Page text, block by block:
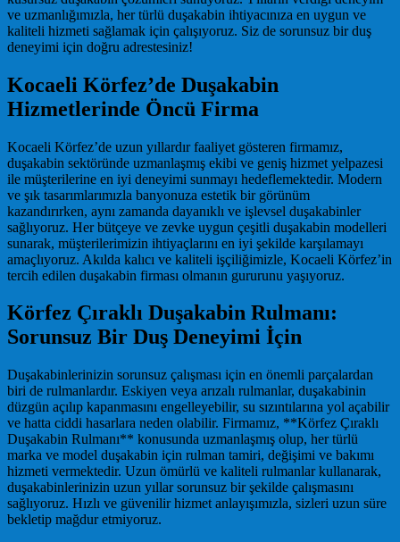
ve uzmanlığımızla, her türlü duşakabin ihtiyacınıza en uygun ve
kaliteli hizmeti sağlamak için çalışıyoruz. Siz de sorunsuz bir duş
deneyimi için doğru adrestesiniz!
Kocaeli Körfez’de Duşakabin
Hizmetlerinde Öncü Firma
Kocaeli Körfez’de uzun yıllardır faaliyet gösteren firmamız,
duşakabin sektöründe uzmanlaşmış ekibi ve geniş hizmet yelpazesi
ile müşterilerine en iyi deneyimi sunmayı hedeflemektedir. Modern
ve şık tasarımlarımızla banyonuza estetik bir görünüm
kazandırırken, aynı zamanda dayanıklı ve işlevsel duşakabinler
sağlıyoruz. Her bütçeye ve zevke uygun çeşitli duşakabin modelleri
sunarak, müşterilerimizin ihtiyaçlarını en iyi şekilde karşılamayı
amaçlıyoruz. Akılda kalıcı ve kaliteli işçiliğimizle, Kocaeli Körfez’in
tercih edilen duşakabin firması olmanın gururunu yaşıyoruz.
Körfez Çıraklı Duşakabin Rulmanı:
Sorunsuz Bir Duş Deneyimi İçin
Duşakabinlerinizin sorunsuz çalışması için en önemli parçalardan
biri de rulmanlardır. Eskiyen veya arızalı rulmanlar, duşakabinin
düzgün açılıp kapanmasını engelleyebilir, su sızıntılarına yol açabilir
ve hatta ciddi hasarlara neden olabilir. Firmamız, **Körfez Çıraklı
Duşakabin Rulmanı** konusunda uzmanlaşmış olup, her türlü
marka ve model duşakabin için rulman tamiri, değişimi ve bakımı
hizmeti vermektedir. Uzun ömürlü ve kaliteli rulmanlar kullanarak,
duşakabinlerinizin uzun yıllar sorunsuz bir şekilde çalışmasını
sağlıyoruz. Hızlı ve güvenilir hizmet anlayışımızla, sizleri uzun süre
bekletip mağdur etmiyoruz.